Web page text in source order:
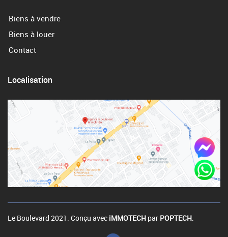
Biens à vendre
Biens à louer
Contact
Localisation
Le Boulevard 2021. Conçu avec iMMOTECH par POPTECH